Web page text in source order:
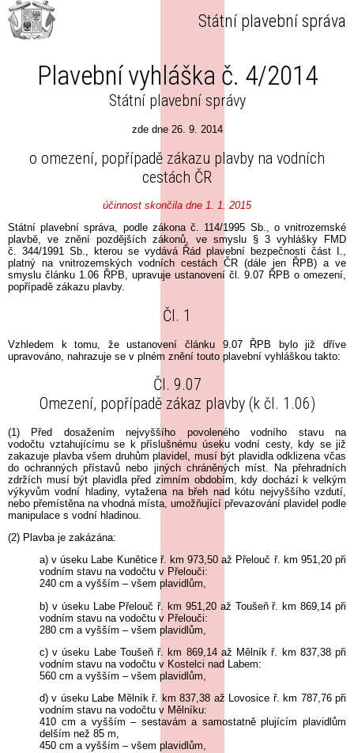
Státní plavební správa
Plavební vyhláška č. 4/2014
Státní plavební správy
zde dne 26. 9. 2014
o omezení, popřípadě zákazu plavby na vodních
cestách ČR
účinnost skončila dne 1. 1. 2015
Státní plavební správa, podle zákona č. 114/1995 Sb., o vnitrozemské
plavbě, ve znění pozdějších zákonů, ve smyslu § 3 vyhlášky FMD
č. 344/1991 Sb., kterou se vydává Řád plavební bezpečnosti část I.,
platný na vnitrozemských vodních cestách ČR (dále jen ŘPB) a ve
smyslu článku 1.06 ŘPB, upravuje ustanovení čl. 9.07 ŘPB o omezení,
popřípadě zákazu plavby.
Čl. 1
Vzhledem k tomu, že ustanovení článku 9.07 ŘPB bylo již dříve
upravováno, nahrazuje se v plném znění touto plavební vyhláškou takto:
Čl. 9.07
Omezení, popřípadě zákaz plavby (k čl. 1.06)
(1) Před dosažením nejvyššího povoleného vodního stavu na
vodočtu vztahujícímu se k příslušnému úseku vodní cesty, kdy se již
zakazuje plavba všem druhům plavidel, musí být plavidla odklizena včas
do ochranných přístavů nebo jiných chráněných míst. Na přehradních
zdržích musí být plavidla před zimním obdobím, kdy dochází k velkým
výkyvům vodní hladiny, vytažena na břeh nad kótu nejvyššího vzdutí,
nebo přemístěna na vhodná místa, umožňující převazování plavidel podle
manipulace s vodní hladinou.
(2) Plavba je zakázána:
a) v úseku Labe Kunětice ř. km 973,50 až Přelouč ř. km 951,20 při
vodním stavu na vodočtu v Přelouči:
240 cm a vyšším – všem plavidlům,
b) v úseku Labe Přelouč ř. km 951,20 až Toušeň ř. km 869,14 při
vodním stavu na vodočtu v Přelouči:
280 cm a vyšším – všem plavidlům,
c) v úseku Labe Toušeň ř. km 869,14 až Mělník ř. km 837,38 při
vodním stavu na vodočtu v Kostelci nad Labem:
560 cm a vyšším – všem plavidlům,
d) v úseku Labe Mělník ř. km 837,38 až Lovosice ř. km 787,76 při
vodním stavu na vodočtu v Mělníku:
410 cm a vyšším – sestavám a samostatně plujícím plavidlům
delším než 85 m,
450 cm a vyšším – všem plavidlům,